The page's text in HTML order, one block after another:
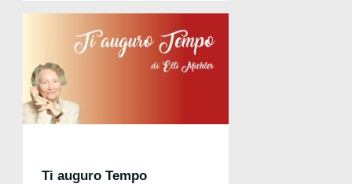
assonnati i pastori… E lì […]
Ti auguro Tempo